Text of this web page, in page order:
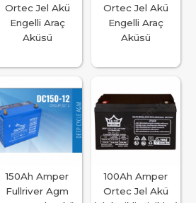
Ortec Jel Akü
Engelli Araç
Aküsü
Ortec Jel Akü
Engelli Araç
Aküsü
150Ah Amper
Fullriver Agm
100Ah Amper
Ortec Jel Akü